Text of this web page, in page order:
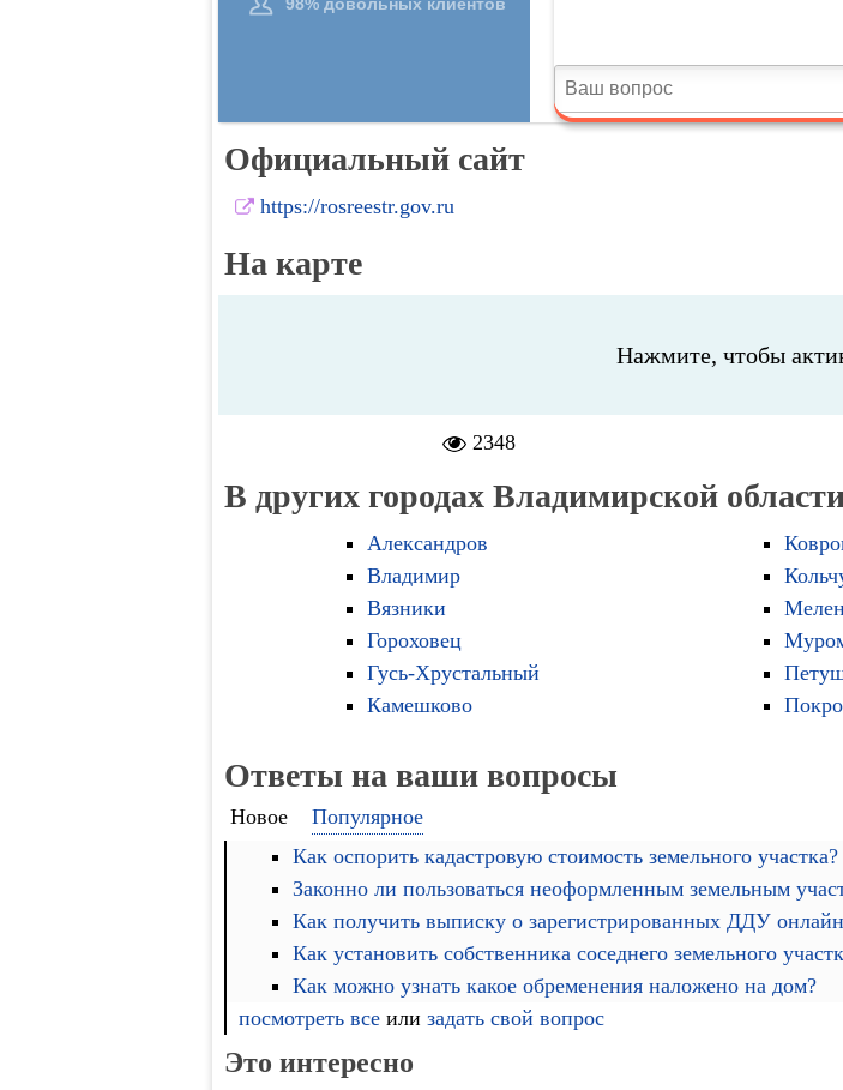
Официальный сайт
https://rosreestr.gov.ru
На карте
Нажмите, чтобы
2348
В других городах Владимирской
Александров
Владимир
Вязники
Гороховец
Гусь-Хрустальный
Камешково
Ответы на ваши вопросы
Новое
Популярное
Как оспорить кадастровую стоимость земельного участка?
Законно ли пользоваться неоформленным земельным
Как получить выписку о зарегистрированных ДДУ
Как установить собственника соседнего земельного
Как можно узнать какое обременения наложено на дом?
посмотреть все или задать свой вопрос
Это интересно